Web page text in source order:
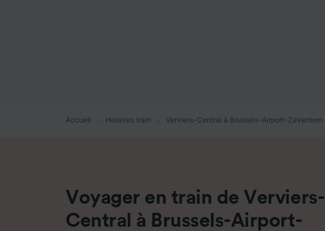
Accueil Horaires train Verviers-Central à Brussels-Airport-Zaventem
Voyager en train de Verviers-
Central à Brussels-Airport-